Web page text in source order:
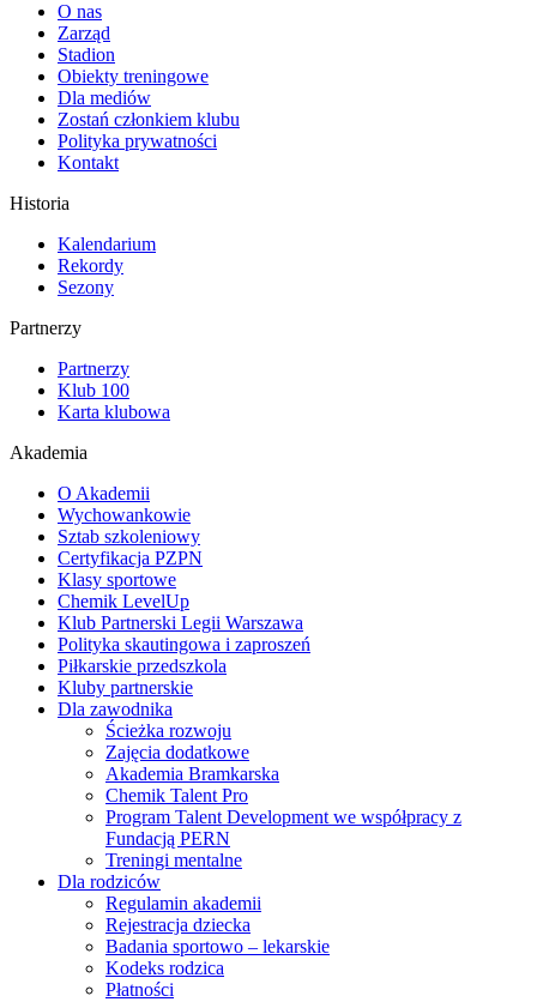
O nas
Zarząd
Stadion
Obiekty treningowe
Dla mediów
Zostań członkiem klubu
Polityka prywatności
Kontakt
Historia
Kalendarium
Rekordy
Sezony
Partnerzy
Partnerzy
Klub 100
Karta klubowa
Akademia
O Akademii
Wychowankowie
Sztab szkoleniowy
Certyfikacja PZPN
Klasy sportowe
Chemik LevelUp
Klub Partnerski Legii Warszawa
Polityka skautingowa i zaproszeń
Piłkarskie przedszkola
Kluby partnerskie
Dla zawodnika
Ścieżka rozwoju
Zajęcia dodatkowe
Akademia Bramkarska
Chemik Talent Pro
Program Talent Development we współpracy z
Fundacją PERN
Treningi mentalne
Dla rodziców
Regulamin akademii
Rejestracja dziecka
Badania sportowo – lekarskie
Kodeks rodzica
Płatności